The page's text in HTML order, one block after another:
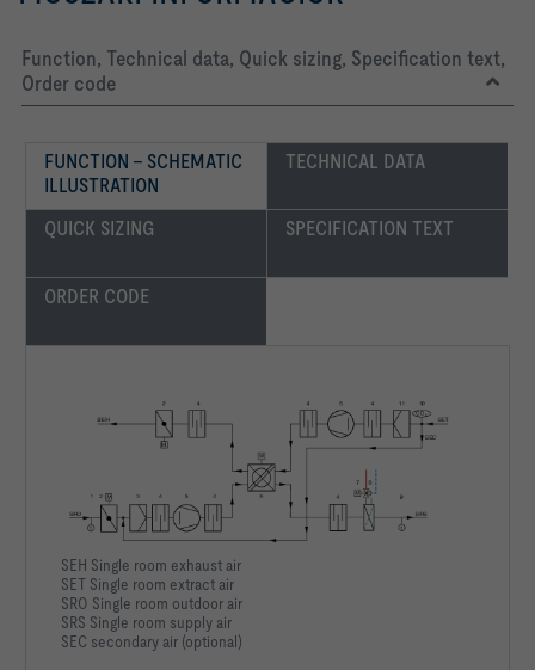
Function, Technical data, Quick sizing, Specification text,
Order code
FUNCTION – SCHEMATIC
ILLUSTRATION
TECHNICAL DATA
QUICK SIZING SPECIFICATION TEXT
ORDER CODE
SEH Single room exhaust air
SET Single room extract air
SRO Single room outdoor air
SRS Single room supply air
SEC secondary air (optional)